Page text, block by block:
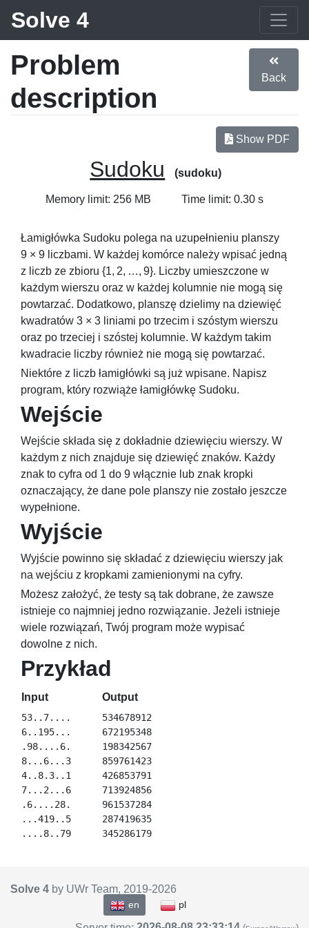
Solve 4
Problem
description
Back
Show PDF
Sudoku (sudoku)
Memory limit: 256 MB Time limit: 0.30 s
Łamigłówka Sudoku polega na uzupełnieniu planszy
9 × 9 liczbami. W każdej komórce należy wpisać jedną
z liczb ze zbioru {1, 2, …, 9}. Liczby umieszczone w
każdym wierszu oraz w każdej kolumnie nie mogą się
powtarzać. Dodatkowo, planszę dzielimy na dziewięć
kwadratów 3 × 3 liniami po trzecim i szóstym wierszu
oraz po trzeciej i szóstej kolumnie. W każdym takim
kwadracie liczby również nie mogą się powtarzać.
Niektóre z liczb łamigłówki są już wpisane. Napisz
program, który rozwiąże łamigłówkę Sudoku.
Wejście
Wejście składa się z dokładnie dziewięciu wierszy. W
każdym z nich znajduje się dziewięć znaków. Każdy
znak to cyfra od 1 do 9 włącznie lub znak kropki
oznaczający, że dane pole planszy nie zostało jeszcze
wypełnione.
Wyjście
Wyjście powinno się składać z dziewięciu wierszy jak
na wejściu z kropkami zamienionymi na cyfry.
Możesz założyć, że testy są tak dobrane, że zawsze
istnieje co najmniej jedno rozwiązanie. Jeżeli istnieje
wiele rozwiązań, Twój program może wypisać
dowolne z nich.
Przykład
Input Output
53..7....
6..195...
.98....6.
8...6...3
4..8.3..1
7...2...6
.6....28.
...419..5
534678912
672195348
198342567
859761423
426853791
713924856
961537284
287419635
Solve 4 by UWr Team, 2019-2026
en pl